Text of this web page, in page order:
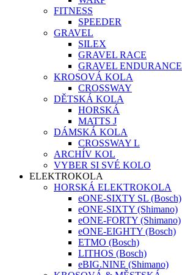
FITNESS
SPEEDER
GRAVEL
SILEX
GRAVEL RACE
GRAVEL ENDURANCE
KROSOVÁ KOLA
CROSSWAY
DĚTSKÁ KOLA
HORSKÁ
MATTS J
DÁMSKÁ KOLA
CROSSWAY L
ARCHÍV KOL
VYBER SI SVÉ KOLO
ELEKTROKOLA
HORSKÁ ELEKTROKOLA
eONE-SIXTY SL (Bosch)
eONE-SIXTY (Shimano)
eONE-FORTY (Shimano)
eONE-EIGHTY (Bosch)
ETMO (Bosch)
LITHOS (Bosch)
eBIG.NINE (Shimano)